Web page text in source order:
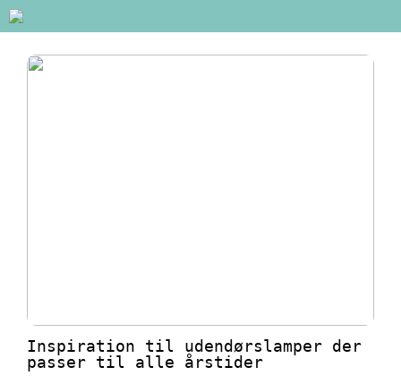
Inspiration til udendørslamper der
passer til alle årstider